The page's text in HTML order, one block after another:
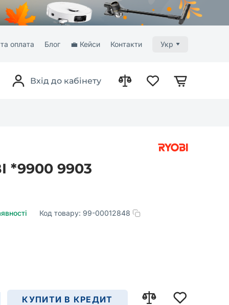
оплата Блог 💼 Кейси Контакти Укр
Вхід до кабінету
*9900 9903
Код товару: 99-00012848
КУПИТИ В КРЕДИТ